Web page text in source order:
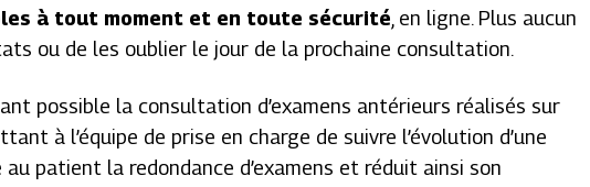
à tout moment et en toute sécurité , en ligne. Plus aucun
ou de les oublier le jour de la prochaine consultation.
possible la consultation d’examens antérieurs réalisés sur
à l’équipe de prise en charge de suivre l’évolution d’une
patient la redondance d’examens et réduit ainsi son